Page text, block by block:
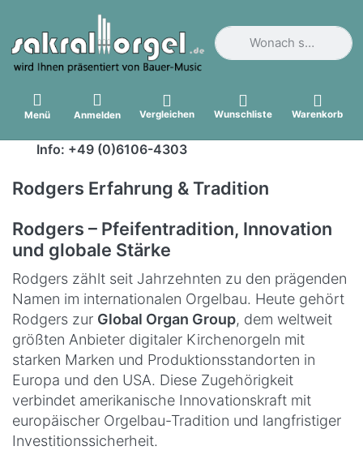
Geben Sie einen
Menü Anmelden Vergleichen Wunschliste Warenkorb
Info: +49 (0)6106-4303
Rodgers Erfahrung & Tradition
Rodgers – Pfeifentradition, Innovation
und globale Stärke
Rodgers zählt seit Jahrzehnten zu den prägenden
Namen im internationalen Orgelbau. Heute gehört
Rodgers zur Global Organ Group, dem weltweit
größten Anbieter digitaler Kirchenorgeln mit
starken Marken und Produktionsstandorten in
Europa und den USA. Diese Zugehörigkeit
verbindet amerikanische Innovationskraft mit
europäischer Orgelbau-Tradition und langfristiger
Investitionssicherheit.